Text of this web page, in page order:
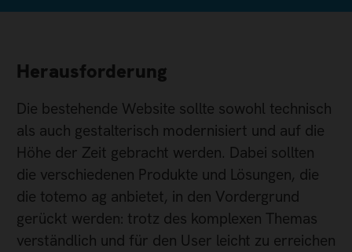
Herausforderung
Die bestehende Website sollte sowohl technisch
als auch gestalterisch modernisiert und auf die
Höhe der Zeit gebracht werden. Dabei sollten
die verschiedenen Produkte und Lösungen, die
die totemo ag anbietet, in den Vordergrund
gerückt werden: trotz des komplexen Themas
verständlich und für den User leicht zu erreichen